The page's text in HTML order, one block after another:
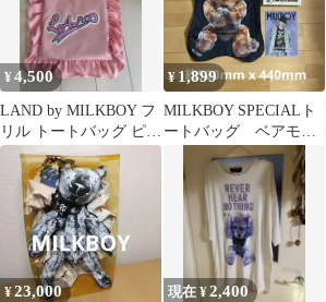
¥4,500
LAND by MILKBOY フ
リル トートバッグ ピン
ク
¥ 1,899
MILKBOY SPECIALト
ートバッグ ベアモチ
ーフ 新品未使用
¥23,000 現在 ¥2,400